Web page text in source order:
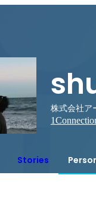
株式会社ア
1
Stories